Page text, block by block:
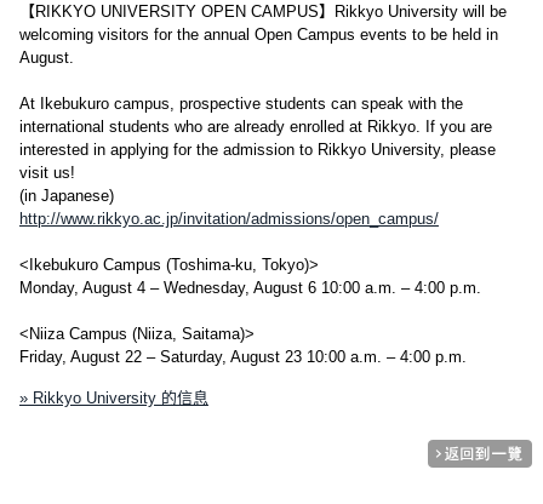
【RIKKYO UNIVERSITY OPEN CAMPUS】Rikkyo University will be
welcoming visitors for the annual Open Campus events to be held in
August.
At Ikebukuro campus, prospective students can speak with the
international students who are already enrolled at Rikkyo. If you are
interested in applying for the admission to Rikkyo University, please
visit us!
(in Japanese)
http://www.rikkyo.ac.jp/invitation/admissions/open_campus/
<Ikebukuro Campus (Toshima-ku, Tokyo)>
Monday, August 4 – Wednesday, August 6 10:00 a.m. – 4:00 p.m.
<Niiza Campus (Niiza, Saitama)>
Friday, August 22 – Saturday, August 23 10:00 a.m. – 4:00 p.m.
» Rikkyo University 的信息